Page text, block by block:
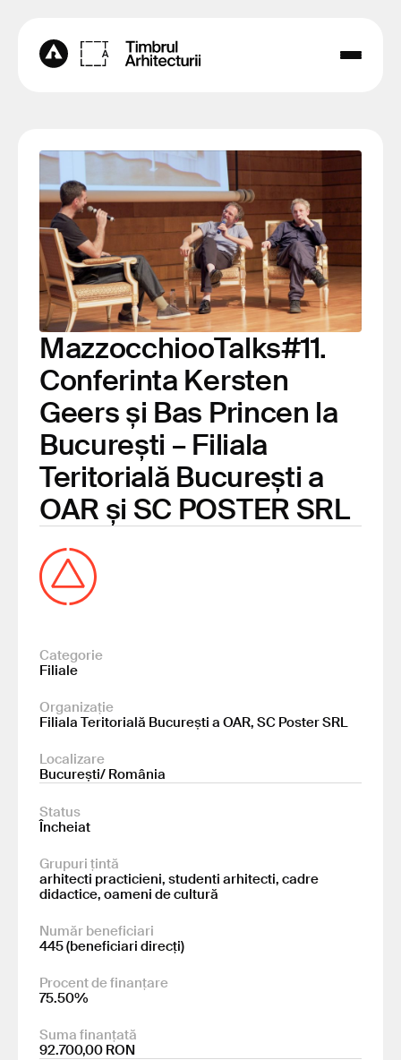
MazzocchiooTalks#11.
Conferinta Kersten
Geers și Bas Princen la
București – Filiala
Teritorială București a
OAR și SC POSTER SRL
Categorie
Filiale
Organizație
Filiala Teritorială București a OAR, SC Poster SRL
Localizare
București/ România
Status
Încheiat
Grupuri țintă
arhitecti practicieni, studenti arhitecti, cadre
didactice, oameni de cultură
Număr beneficiari
445 (beneficiari direcți)
Procent de finanțare
75.50%
Suma finanțată
92.700,00 RON